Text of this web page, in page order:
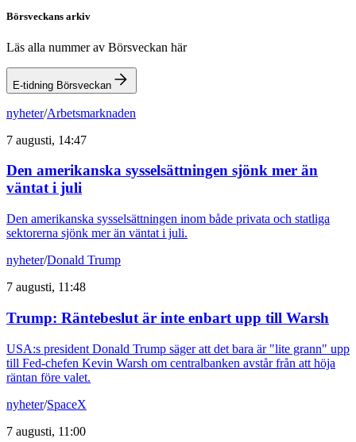
Börsveckans arkiv
Läs alla nummer av Börsveckan här
E-tidning Börsveckan
nyheter/Arbetsmarknaden
7 augusti, 14:47
Den amerikanska sysselsättningen sjönk mer än
väntat i juli
Den amerikanska sysselsättningen inom både privata och statliga
sektorerna sjönk mer än väntat i juli.
nyheter/Donald Trump
7 augusti, 11:48
Trump: Räntebeslut är inte enbart upp till Warsh
USA:s president Donald Trump säger att det bara är "lite grann" upp
till Fed-chefen Kevin Warsh om centralbanken avstår från att höja
räntan före valet.
nyheter/SpaceX
7 augusti, 11:00